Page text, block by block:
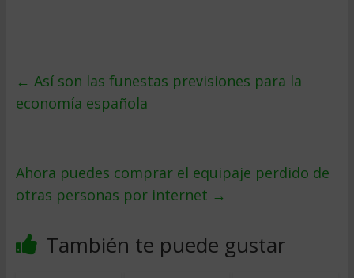
← Así son las funestas previsiones para la
economía española
Ahora puedes comprar el equipaje perdido de
otras personas por internet →
También te puede gustar